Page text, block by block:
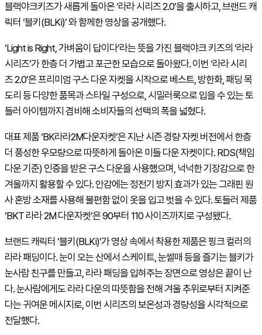
블랙야크키즈가 새롭게 돌아온 ‘라라 시리즈2.0’을 출시하고,브랜드 캐
릭터 ‘블키 (BLKi)’ 와 함께한 영상을 공개했다.
‘Light is Right,가벼움이 답이다’라는 뜻을 가진 블랙야크 키즈의 ‘라라
시리즈’가 한층 더 가볍고 포근한 모습으로 돌아왔다. 이번 ‘라라 시리
즈2.0’은 프리미엄 구스 다운 자켓을 시작으로 베스트, 방한화,패딩 목
도리 등 다양한 품목과 스타일 구성으로, 시밀러룩으로 입을 수 있는 토
들러 아이템까지 겸비해 소비자들의 선택의 폭을 넓혔다.
대표 제품 ‘BK라라2M다운자켓’은 지난 시즌 경량 자켓 버전에서 한층
더 풍성한 우모량으로 따뜻하게 돌아온 미들 다운 자켓이다. RDS(책임
다운 기준) 인증을 받은 구스 다운을 사용했으며 , 넉넉한 기장감으로 한
겨울까지 활용할 수 있다. 안감에는 정전기 방지 효과가 있는 그래핀 원
사 혼방 소재를 사용해 불편함 없이 옷을 입고 벗을 수 있다.토들러 제품
‘BKT 라라2M다운자켓’은90부터 110사이즈까지로 구성됐다.
브랜드 캐릭터 ‘블키 (BLKi)’가 영상 속에서 착용한 제품은 핑크 컬러의
라라 패딩이다.눈이 오는 산에서 스케이트,눈썰매 등을 즐기는 블키가
눈사람 친구를 만들고, 라라 패딩을 입혀주는 장면으로 영상은 끝이 난
다.눈사람에게도 라라 다운의 따뜻함을 전해 겨울 추위로부터 지켜준
다는 귀여운 메시지로, 이번 시리즈의 보온성과 경량성을 시각적으로
전달했다.